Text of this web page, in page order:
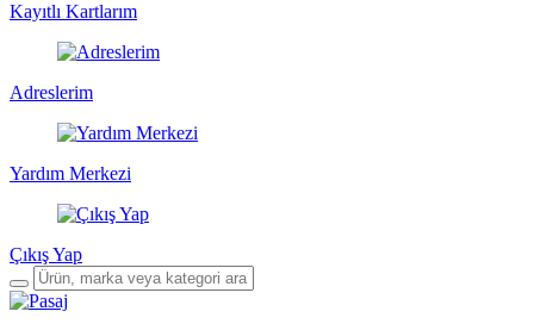
Kayıtlı Kartlarım
Adreslerim
Yardım Merkezi
Çıkış Yap